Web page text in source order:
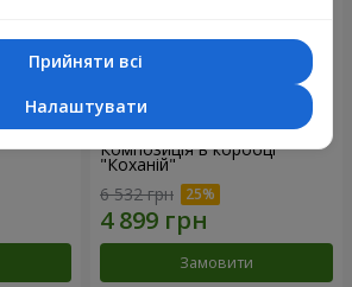
Композиція в коробці
"Коханій"
6 532 грн
Замовити
Прийняти всі
Налаштувати